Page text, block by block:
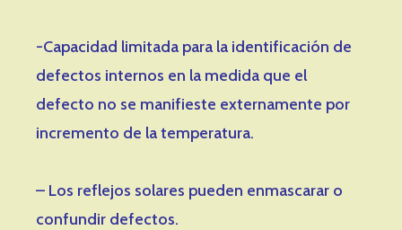
-Capacidad limitada para la identificación de
defectos internos en la medida que el
defecto no se manifieste externamente por
incremento de la temperatura.
– Los reflejos solares pueden enmascarar o
confundir defectos.